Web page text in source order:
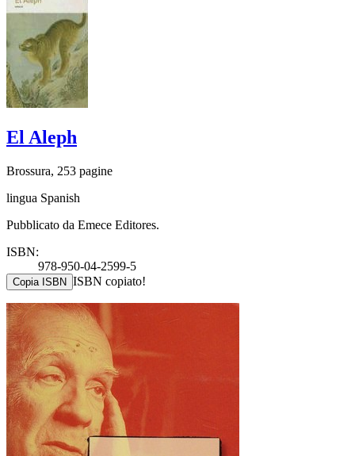
El Aleph
Brossura, 253 pagine
lingua Spanish
Pubblicato da Emece Editores.
ISBN:
978-950-04-2599-5
Copia ISBN ISBN copiato!